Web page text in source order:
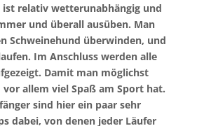
relativ wetterunabhängig und
und überall ausüben. Man
Schweinehund überwinden, und
Im Anschluss werden alle
Damit man möglichst
allem viel Spaß am Sport hat.
sind hier ein paar sehr
dabei, von denen jeder Läufer